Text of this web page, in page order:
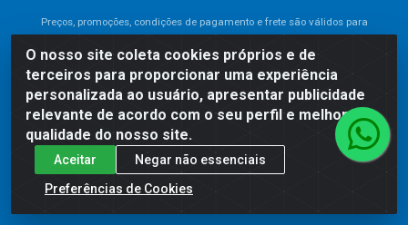
O nosso site coleta cookies próprios e de
terceiros para proporcionar uma experiência
personalizada ao usuário, apresentar publicidade
relevante de acordo com o seu perfil e melhorar a
qualidade do nosso site.
Aceitar
Negar não essenciais
Preferências de Cookies
Preços, promoções, condições de pagamento e frete são válidos para
preço de um produto, será válido o preço que for exibido no carrinho de
compras do site no momento do pagamento. As vendas estão sujeitas a
análise e disponibilidade do estoque. Imagens de produtos meramente
Comercial de Construção 2001 LTDA - Av. Congresso
Eucarístico, 1179 - São José, Carpina - PE - CEP: 55811-000 -
70.220.389/0001-66